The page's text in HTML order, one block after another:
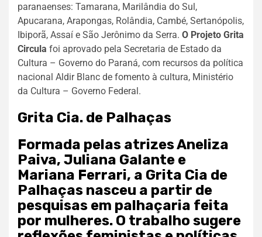
paranaenses: Tamarana, Marilândia do Sul,
Apucarana, Arapongas, Rolândia, Cambé, Sertanópolis,
Ibiporã, Assaí e São Jerônimo da Serra. O Projeto Grita
Circula foi aprovado pela Secretaria de Estado da
Cultura – Governo do Paraná, com recursos da política
nacional Aldir Blanc de fomento à cultura, Ministério
da Cultura – Governo Federal.
Grita Cia. de Palhaças
Formada pelas atrizes Aneliza
Paiva, Juliana Galante e
Mariana Ferrari, a Grita Cia de
Palhaças nasceu a partir de
pesquisas em palhaçaria feita
por mulheres. O trabalho sugere